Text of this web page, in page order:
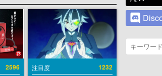
2596 注目度 1232